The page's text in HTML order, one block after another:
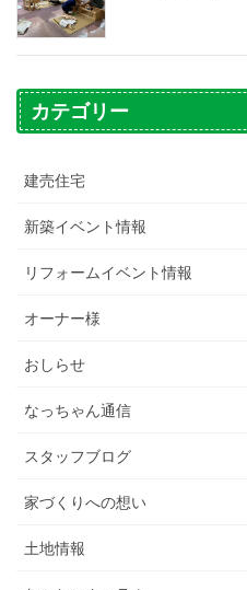
カテゴリー
建売住宅
新築イベント情報
リフォームイベント情報
オーナー様
おしらせ
なっちゃん通信
スタッフブログ
家づくりへの想い
土地情報